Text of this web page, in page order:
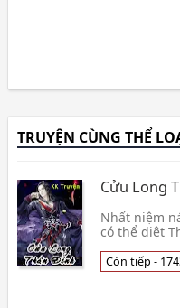
TRUYỆN CÙNG THỂ
Cửu Long
Nhất niệm
có thể diệt
cái từ khe
Long T
Còn tiếp -